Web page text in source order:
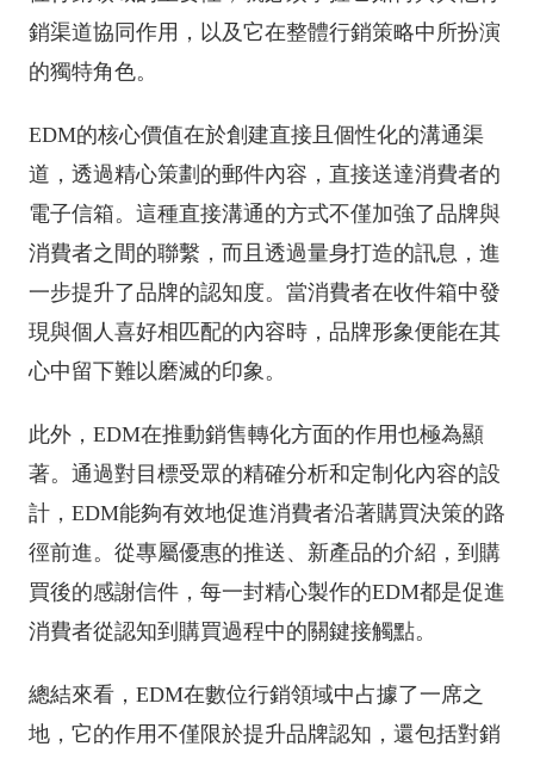
銷渠道協同作用，以及它在整體行銷策略中所扮演
的獨特角色。
EDM的核心價值在於創建直接且個性化的溝通渠
道，透過精心策劃的郵件內容，直接送達消費者的
電子信箱。這種直接溝通的方式不僅加強了品牌與
消費者之間的聯繫，而且透過量身打造的訊息，進
一步提升了品牌的認知度。當消費者在收件箱中發
現與個人喜好相匹配的內容時，品牌形象便能在其
心中留下難以磨滅的印象。
此外，EDM在推動銷售轉化方面的作用也極為顯
著。通過對目標受眾的精確分析和定制化內容的設
計，EDM能夠有效地促進消費者沿著購買決策的路
徑前進。從專屬優惠的推送、新產品的介紹，到購
買後的感謝信件，每一封精心製作的EDM都是促進
消費者從認知到購買過程中的關鍵接觸點。
總結來看，EDM在數位行銷領域中占據了一席之
地，它的作用不僅限於提升品牌認知，還包括對銷